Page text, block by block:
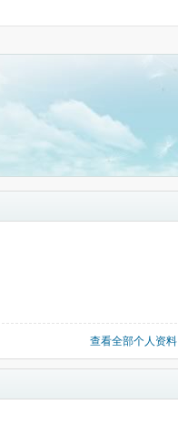
查看全部个人资料